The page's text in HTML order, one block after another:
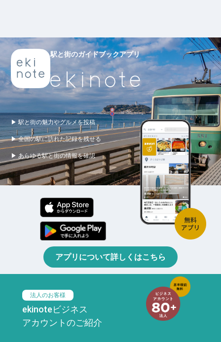
駅と街のガイドブックアプリ
▶ 駅と街の魅力やグルメを投稿
▶ 全国の駅に訪れた記録を残せる
▶ あらゆる駅と街の情報を確認
アプリについて詳しくはこちら
法人のお客様
ekinoteビジネス
アカウントのご紹介